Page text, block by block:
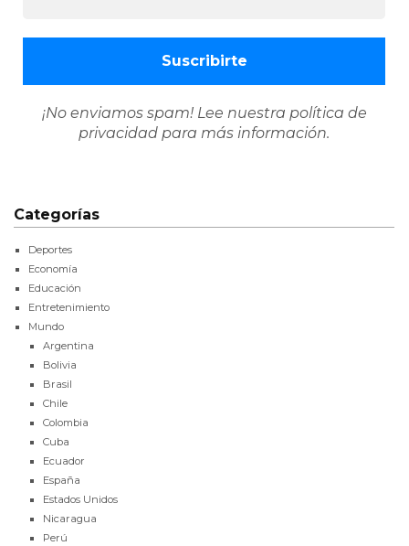
¡No enviamos spam! Lee nuestra política de
privacidad para más información.
Categorías
Deportes
Economía
Educación
Entretenimiento
Mundo
Argentina
Bolivia
Brasil
Chile
Colombia
Cuba
Ecuador
España
Estados Unidos
Nicaragua
Perú